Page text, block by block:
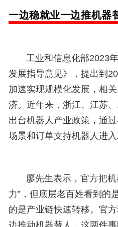
一边稳就业一边推机器
工业和信息化部2023年
发展指导意见》，提出到
加速实现规模化发展，相
济。近年来，浙江、江苏
出台机器人产业政策，通
场景和订单支持机器人进入
廖先生表示，官方把机
力”，但底层老百姓看到的
的是产业链快速转移。官方
边推动机器替人，这两件事